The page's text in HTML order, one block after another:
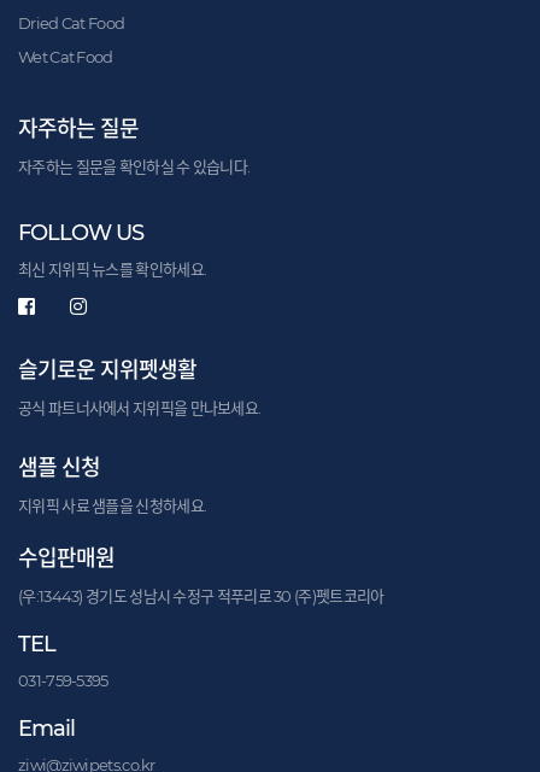
Dried Cat Food
Wet Cat Food
자주하는 질문
자주하는 질문을 확인하실 수 있습니다.
FOLLOW US
최신 지위픽 뉴스를 확인하세요.
슬기로운 지위펫생활
공식 파트너사에서 지위픽을 만나보세요.
샘플 신청
지위픽 사료 샘플을 신청하세요.
수입판매원
(우:13443) 경기도 성남시 수정구 적푸리로 30 (주)펫트코리아
TEL
031-759-5395
Email
ziwi@ziwipets.co.kr